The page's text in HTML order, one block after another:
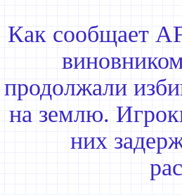
Как сообщает
продолжали
на землю.
них